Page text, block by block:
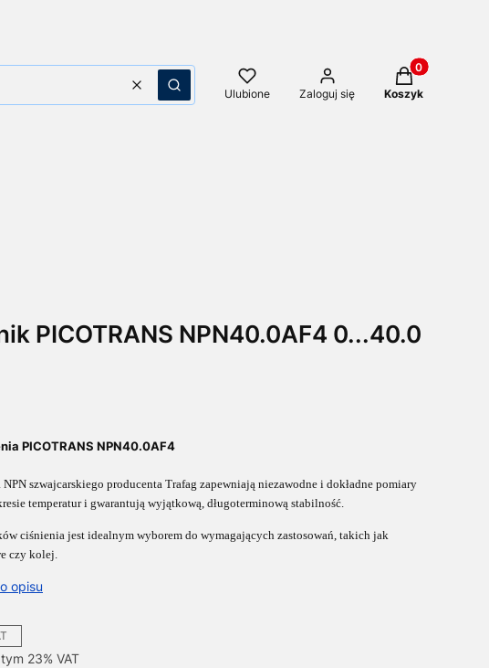
WyczyśćSzukaj Ulubione Zaloguj się
Produkty w
Koszyk
PICOTRANS NPN40.0AF4 0...40.0
PICOTRANS NPN40.0AF4
szwajcarskiego producenta Trafag zapewniają niezawodne i dokładne pomiary
temperatur i gwarantują wyjątkową, długoterminową stabilność.
ciśnienia jest idealnym wyborem do wymagających zastosowań, takich jak
czy kolej.
opisu
23% VAT
23% VAT